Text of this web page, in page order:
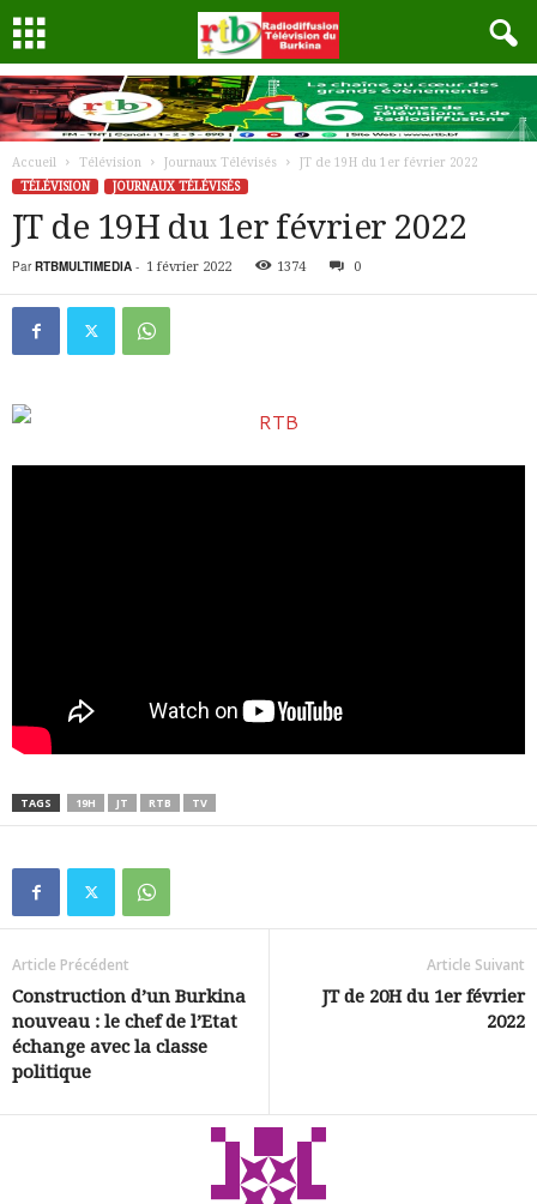
Accueil Télévision Journaux Télévisés
JT de 19H du 1er février 2022
TÉLÉVISION
JOURNAUX TÉLÉVISÉS
JT de 19H du 1er février 2022
Par RTBMULTIMEDIA - 1 février 2022 1374 0
TAGS 19H JT RTB TV
Article Précédent
Construction d’un Burkina
nouveau : le chef de l’Etat
échange avec la classe
politique
Article Suivant
JT de 20H du 1er février
2022